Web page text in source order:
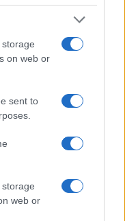
on web or
sent to
web or